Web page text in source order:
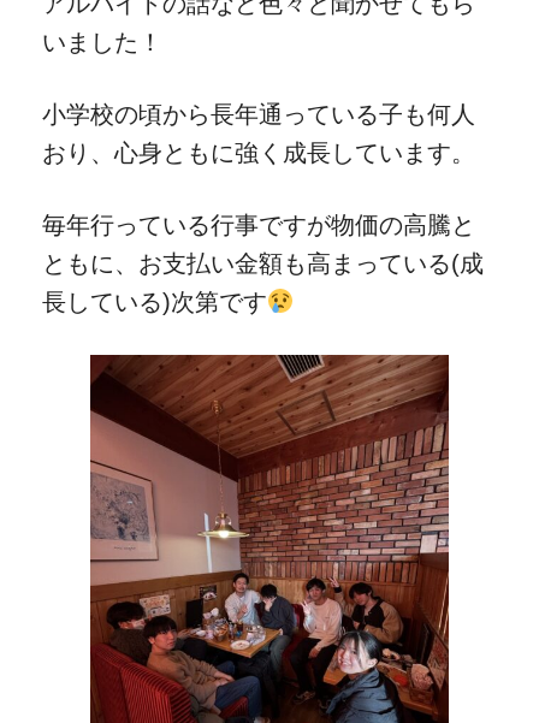
いました！
小学校の頃から長年通っている子も何人
おり、心身ともに強く成長しています。
毎年行っている行事ですが物価の高騰と
ともに、お支払い金額も高まっている(成
長している)次第です